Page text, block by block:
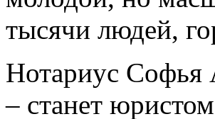
тысячи людей,
Нотариус Софья
– станет